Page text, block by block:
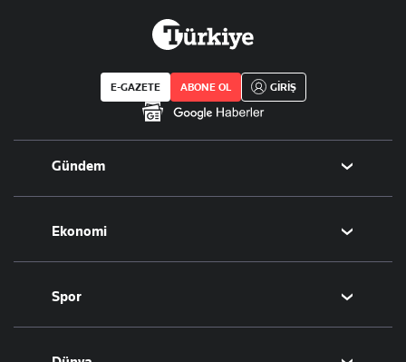
E-GAZETE ABONE OL GİRİŞ
Gündem
Politika
Eğitim
Ekonomi
Borsa
Altın
Döviz
Spor
Futbol